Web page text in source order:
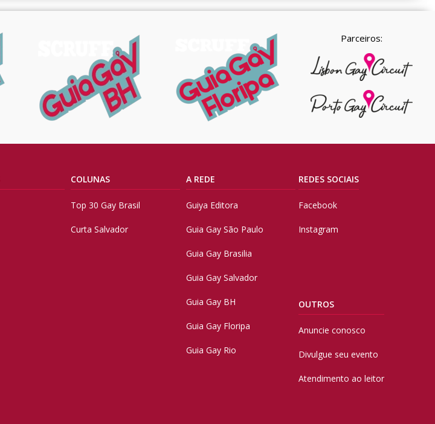
Parceiros:
COLUNAS
Top 30 Gay Brasil
Curta Salvador
A REDE
Guiya Editora
Guia Gay São Paulo
Guia Gay Brasilia
Guia Gay Salvador
Guia Gay BH
Guia Gay Floripa
Guia Gay Rio
REDES SOCIAIS
Facebook
Instagram
OUTROS
Anuncie conosco
Divulgue seu evento
Atendimento ao leitor